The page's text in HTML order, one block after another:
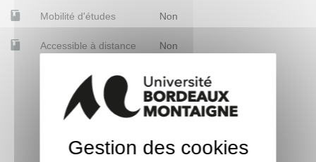
Mobilité d'études Non
Accessible à distance Non
Gestion des cookies